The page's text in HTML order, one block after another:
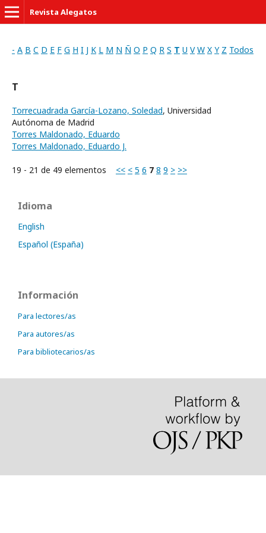
Revista Alegatos
- A B C D E F G H I J K L M N Ñ O P Q R S T U V W X Y Z Todos
T
Torrecuadrada García-Lozano, Soledad, Universidad
Autónoma de Madrid
Torres Maldonado, Eduardo
Torres Maldonado, Eduardo J.
19 - 21 de 49 elementos << < 5 6 7 8 9 > >>
Idioma
English
Español (España)
Información
Para lectores/as
Para autores/as
Para bibliotecarios/as